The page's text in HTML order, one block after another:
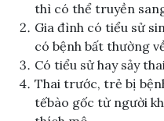
thì có thể truyền
Gia đình có tiểu sử
có bệnh bất thường
Có tiểu sử hay sảy
Thai trước, trẻ bị
tếbào gốc từ người